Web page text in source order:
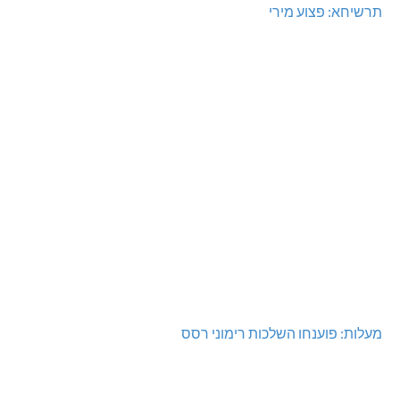
תרשיחא: פצוע מירי
מעלות: פוענחו השלכות רימוני רסס